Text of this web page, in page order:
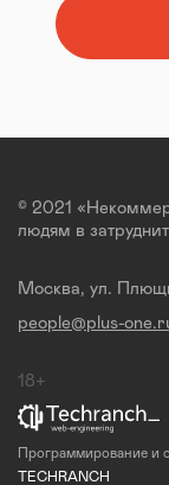
© 2021
людям в
Москва, ул.
people@plus-
18+
Программирование и
TECHRANCH